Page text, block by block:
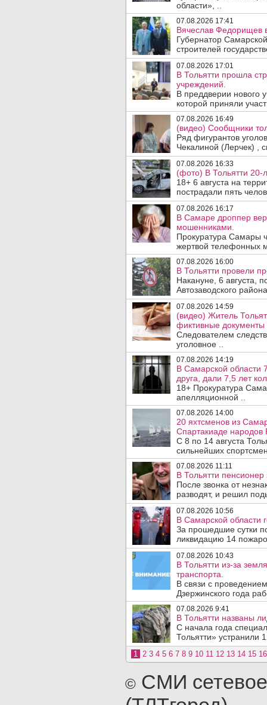
области», ..
07.08.2026 17:41
Вячеслав Федорищев
Губернатор
строителей
07.08.2026 17:01
В Тольятти прошла
учреждений.
В преддверии нового
которой приняли
07.08.2026 16:49
(видео) Сообщники
Ряд фигурантов
Чекалиной (Лерчек) ,
07.08.2026 16:33
(фото) В Тольятти 20-
18+ 6 августа на
пострадали пять
07.08.2026 16:17
В Самаре дроппер
мошенниками.
Прокуратура Самары
жертвой телефонных
07.08.2026 16:00
В Тольятти провели
Накануне, 6 августа,
Автозаводского
07.08.2026 14:59
(видео) Житель
фиктивные документы
Следователем
уголовное ..
07.08.2026 14:19
В Самарской области
друга, дали 7,5 лет
18+ Прокуратура
апелляционной ..
07.08.2026 14:00
20 яхтсменов из
Спартакиаде народов
С 8 по 14 августа
сильнейших
07.08.2026 11:11
В Тольятти
После звонка от
разводят, и решил
07.08.2026 10:56
В Самарской области
За прошедшие сутки
ликвидацию 14
07.08.2026 10:43
В Тольятти из-за
транспорта.
В связи с
Дзержинского года
07.08.2026 9:41
В Тольятти названы
С начала года
Тольятти» устранили
1 2 3 4 5 6 7 8 9 10 11 12 13 14 15 16
© СМИ